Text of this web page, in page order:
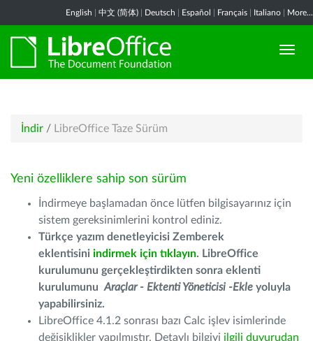
English 中文 (简体) Deutsch Español Français Italiano More...
İndir / LibreOffice Taze Sürüm
Yeni özelliklere sahip son sürüm
İndirmeye başlamadan önce lütfen bilgisayarınız için
sistem gereksinimlerini kontrol ediniz.
Türkçe yazım denetleyicisi Zemberek
eklentisini indirmek için tıklayın. LibreOffice
kurulumunu gerçekleştirdikten sonra eklenti
kurulumunu Araçlar - Ektenti Yöneticisi -Ekle yoluyla
yapabilirsiniz.
LibreOffice 4.1.2 sonrası bazı Calc işlev isimlerinde
değişiklikler yapılmıştır. Detaylı bilgiyi ilgili duyurudan